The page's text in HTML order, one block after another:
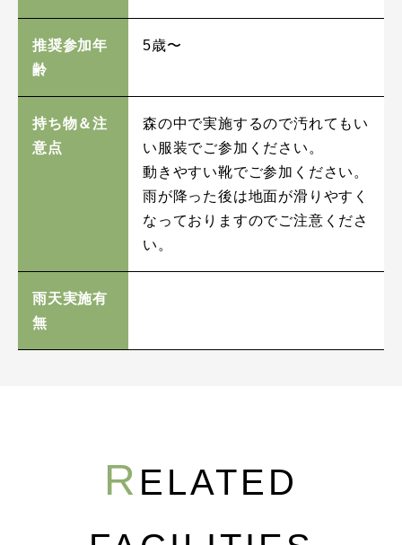
推奨参加年
齢
5歳〜
持ち物＆注
意点
森の中で実施するので汚れてもい
い服装でご参加ください。
動きやすい靴でご参加ください。
雨が降った後は地面が滑りやすく
なっておりますのでご注意くださ
い。
雨天実施有
無
R ELATED